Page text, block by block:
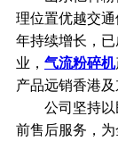
理位置优越交通
年持续增长，
业， 气流粉碎机
产品远销香港及
公司坚持以
前售后服务，